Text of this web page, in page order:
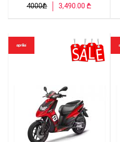
4000₾ 3,490.00 ₾